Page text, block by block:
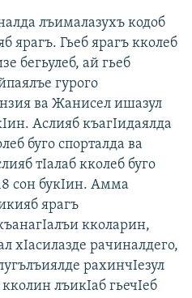
лъималазухъ кодоб
ярагъ. Гьеб ярагъ кколеб
бегьулеб, ай гьеб
гурого
ва Жанисел ишазул
Аслияб къагIидаялда
буго спорталда ва
тIалаб кколеб буго
сон букIин. Амма
ярагъ
кколарин,
хIасилазде рачиналдего,
рахинчIезул
лъикIаб гьечIеб